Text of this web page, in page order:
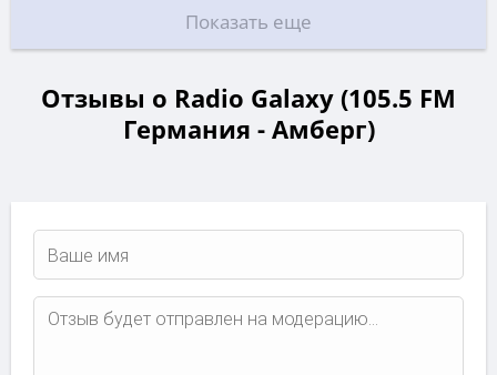
Показать еще
Отзывы о Radio Galaxy (105.5 FM
Германия - Амберг)